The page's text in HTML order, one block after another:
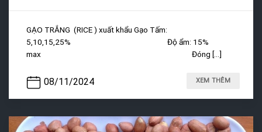
08/11/2024
GẠO TRẮNG (RICE ) xuất khẩu Gạo Tấm:
5,10,15,25% Độ ẩm: 15%
max Đóng [...]
XEM THÊM